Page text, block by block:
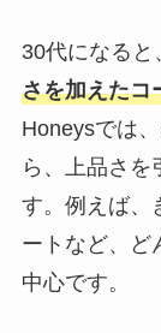
30代になると
さを加えたコ
Honeysでは
ら、上品さを
す。例えば、
ートなど、ど
中心です。